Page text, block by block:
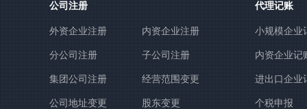
公司注册
外资企业注册 内资企业注册
分公司注册 子公司注册
集团公司注册 经营范围变更
公司地址变更 股东变更
代理记账
小规模企业
内资企业记
进出口企业
个税申报